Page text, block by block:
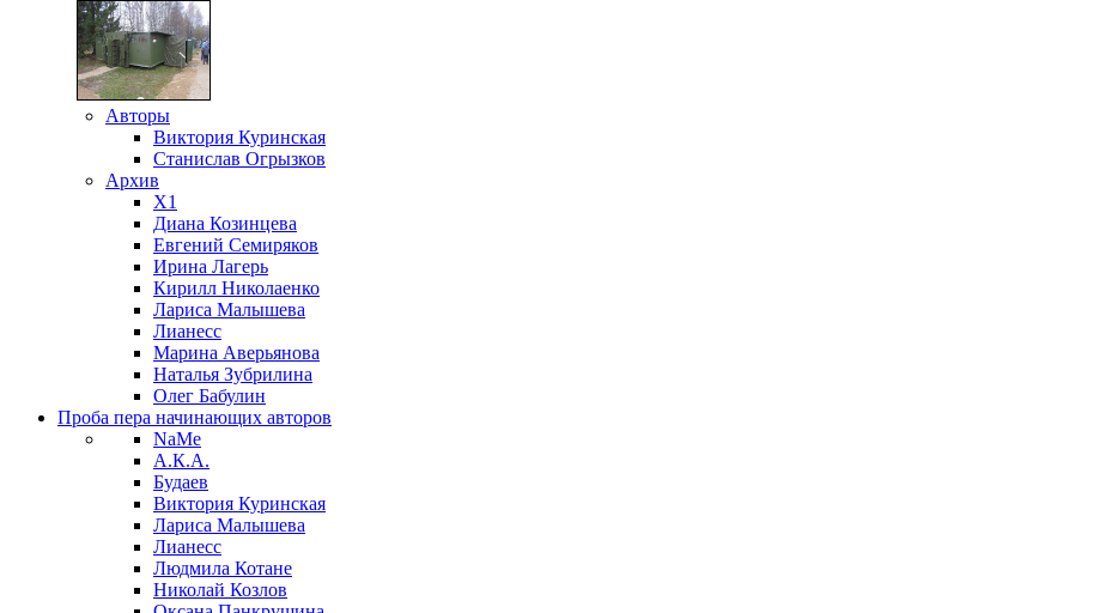
Авторы
Виктория Куринская
Станислав Огрызков
Архив
X1
Диана Козинцева
Евгений Семиряков
Ирина Лагерь
Кирилл Николаенко
Лариса Малышева
Лианесс
Марина Аверьянова
Наталья Зубрилина
Олег Бабулин
Проба пера начинающих авторов
NaMe
А.К.А.
Будаев
Виктория Куринская
Лариса Малышева
Лианесс
Людмила Котане
Николай Козлов